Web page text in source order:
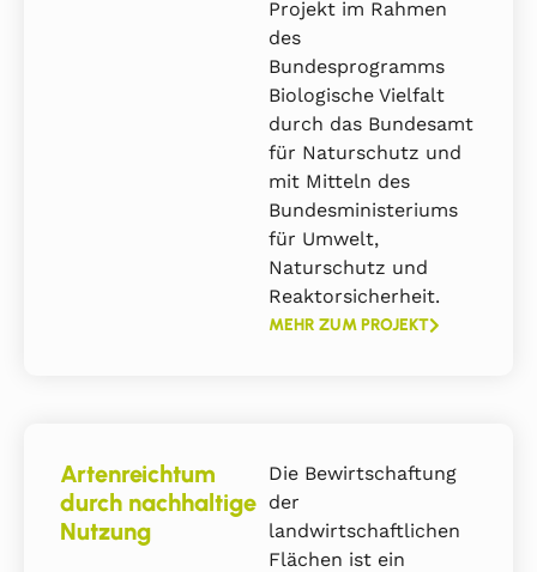
Projekt im Rahmen
des
Bundesprogramms
Biologische Vielfalt
durch das Bundesamt
für Naturschutz und
mit Mitteln des
Bundesministeriums
für Umwelt,
Naturschutz und
Reaktorsicherheit.
MEHR ZUM PROJEKT
Artenreichtum
durch nachhaltige
Nutzung
Die Bewirtschaftung
der
landwirtschaftlichen
Flächen ist ein